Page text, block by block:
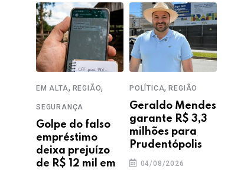
EM ALTA, REGIÃO,
SEGURANÇA
Golpe do falso
empréstimo
deixa prejuízo
de R$ 12 mil em
POLÍTICA,REGIÃO
Geraldo Mendes
garante R$ 3,3
milhões para
Prudentópolis
04/08/2026